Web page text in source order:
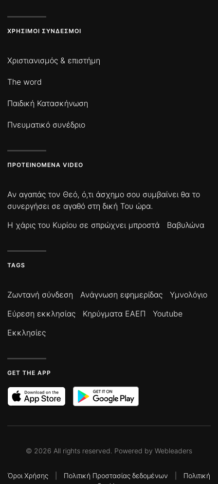
ΧΡΉΣΙΜΟΙ ΣΎΝΔΕΣΜΟΙ
Χριστιανισμός & επιστήμη
The word
Παιδική Κατασκήνωση
Πνευματικό συνέδριο
ΠΡΟΤΕΙΝΌΜΕΝΑ VIDEO
Αν αγαπάς τον Θεό, ό,τι άσχημο σου συμβαίνει θα το
συνεργήσει σε αγαθό στη δική Του ώρα.
Η χάρις του Κυρίου σε σπρώχνει μπροστά
Βαβυλώνα
TAGS
Ζωντανή σύνδεση Ανάγνωση εφημερίδας
Υμνολόγιο
Εύρεση εκκλησίας
Κηρύγματα ΕΑΕΠ
Youtube
Εκκλησίες
GET THE APP
© 2026 All rights reserved. Powered by Webleaders
Όροι Χρήσης Πολιτική Προστασίας δεδομένων
Πολιτική